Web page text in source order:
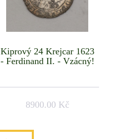
Kiprový 24 Krejcar 1623
- Ferdinand II. - Vzácný!
8900.00 Kč